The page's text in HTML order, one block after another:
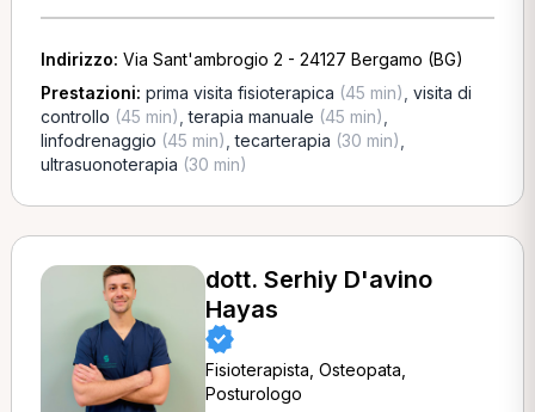
Indirizzo: Via Sant'ambrogio 2 - 24127 Bergamo (BG)
Prestazioni: prima visita fisioterapica (45 min) visita di
controllo (45 min) ,terapia manuale (45 min)
linfodrenaggio (45 min) ,tecarterapia (30 min)
ultrasuonoterapia (30 min)
dott. Serhiy D'avino
Hayas
Fisioterapista, Osteopata,
Posturologo